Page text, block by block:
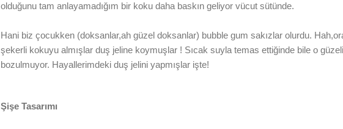
olduğunu tam anlayamadığım bir koku daha baskın geliyor vücut sütünde.
Hani biz çocukken (doksanlar,ah güzel doksanlar) bubble gum sakızlar olurdu.
şekerli kokuyu almışlar duş jeline koymuşlar ! Sıcak suyla temas ettiğinde bile o
bozulmuyor. Hayallerimdeki duş jelini yapmışlar işte!
Şişe Tasarımı